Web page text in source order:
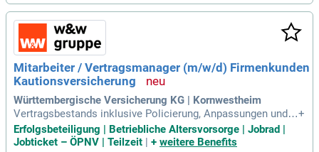
Mitarbeiter / Vertragsmanager (m/w/d) Firmenkunden
Kautionsversicherung
Württembergische Versicherung KG | Kornwestheim
Vertragsbestands inklusive Policierung, Anpassungen und K
ündigungen, auch eigenständige Bearbeitung von komplexen
Sachverhalten, wie z.B. die rechtliche Prüfung von gewünsch
+
Erfolgsbeteiligung | Betriebliche Altersvorsorge | Jobrad |
Jobticket – ÖPNV | Teilzeit | + weitere Benefits